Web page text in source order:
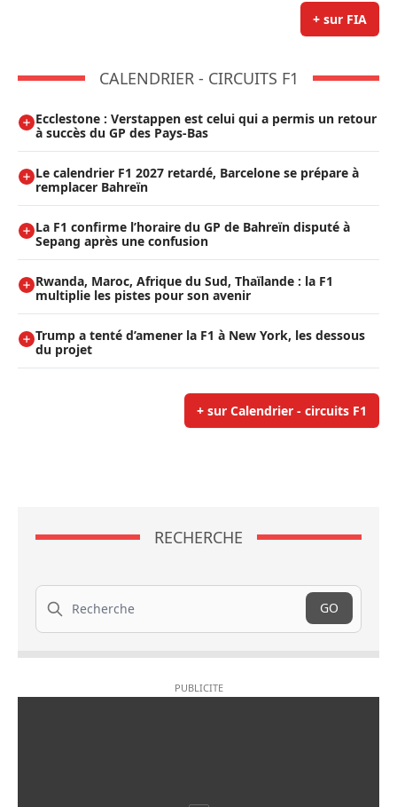
+ sur FIA
CALENDRIER - CIRCUITS F1
Ecclestone : Verstappen est celui qui a permis un retour
à succès du GP des Pays-Bas
Le calendrier F1 2027 retardé, Barcelone se prépare à
remplacer Bahreïn
La F1 confirme l’horaire du GP de Bahreïn disputé à
Sepang après une confusion
Rwanda, Maroc, Afrique du Sud, Thaïlande : la F1
multiplie les pistes pour son avenir
Trump a tenté d’amener la F1 à New York, les dessous
du projet
+ sur Calendrier - circuits F1
RECHERCHE
Recherche
GO